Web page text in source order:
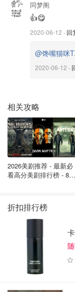
味了。
100g左右的黑芝麻
热的过程中要不断
稠的时候关火放凉。
同梦阁
👍😋
2020-06-12 · 回
@馋嘴猫咪
2020-06-12 ·
相关攻略
2026美剧推荐 - 最新必
看高分美剧排行榜 - 8月
折扣排行榜